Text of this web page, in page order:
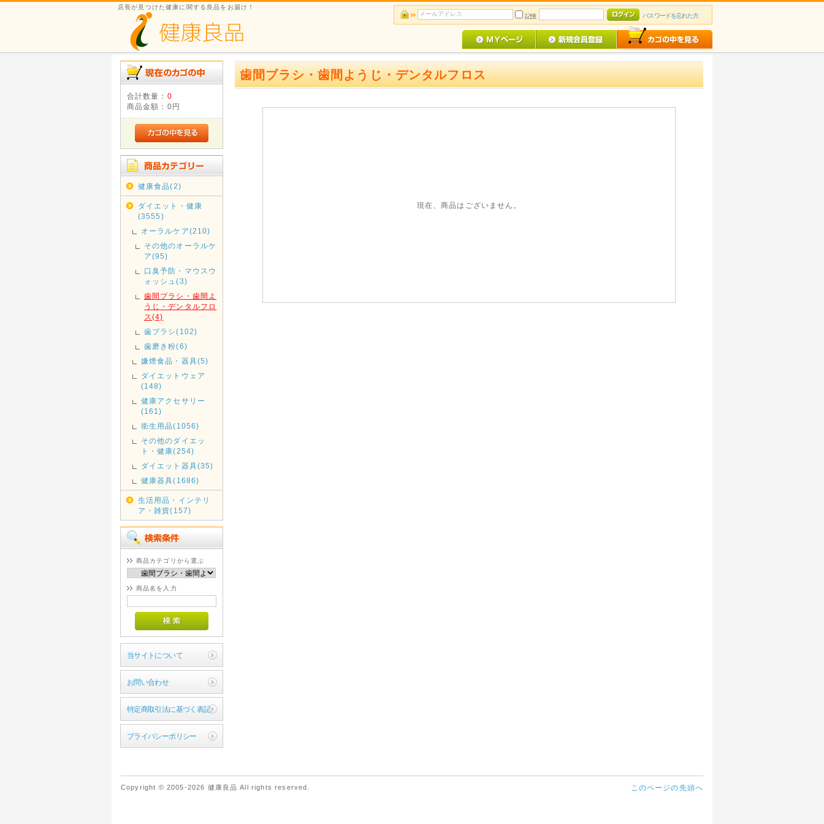
店長が見つけた健康に関する良品をお届け！
記憶
パスワードを忘れた方
合計数量： 0
商品金額： 0円
健康食品(2)
ダイエット・健康
(3555)
オーラルケア(210)
その他のオーラルケ
ア(95)
口臭予防・マウスウ
ォッシュ(3)
歯間ブラシ・歯間よ
うじ・デンタルフロ
ス(4)
歯ブラシ(102)
歯磨き粉(6)
嫌煙食品・器具(5)
ダイエットウェア
(148)
健康アクセサリー
(161)
衛生用品(1056)
その他のダイエッ
ト・健康(254)
ダイエット器具(35)
健康器具(1686)
生活用品・インテリ
ア・雑貨(157)
商品カテゴリから選ぶ
商品名を入力
当サイトについて
お問い合わせ
特定商取引法に基づく表記
プライバシーポリシー
歯間ブラシ・歯間ようじ・デンタルフロス
現在、商品はございません。
このページの先頭へ
Copyright © 2005-2026 健康良品 All rights reserved.